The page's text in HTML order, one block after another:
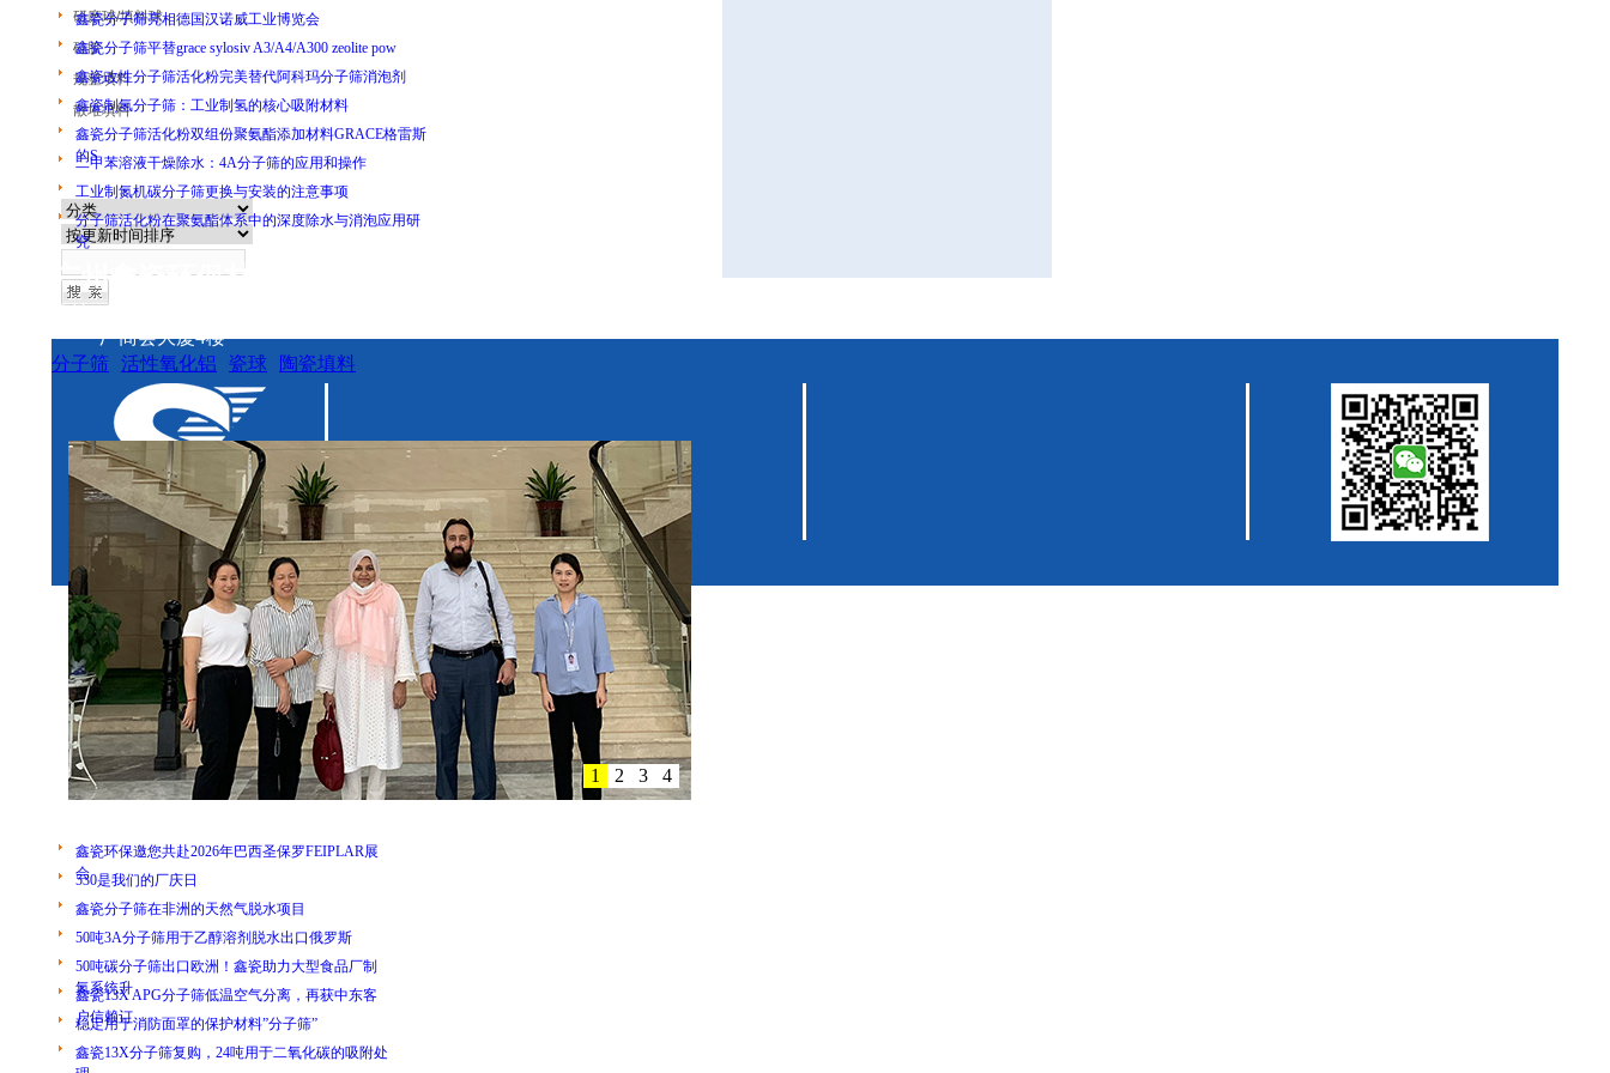
研磨球/填料球
硅胶
规整填料
散堆填料
产品查询
鑫瓷分子筛亮相德国汉诺威工业博览会
鑫瓷分子筛平替grace sylosiv A3/A4/A300 zeolite pow
鑫瓷改性分子筛活化粉完美替代阿科玛分子筛消泡剂
鑫瓷制氢分子筛：工业制氢的核心吸附材料
鑫瓷分子筛活化粉双组份聚氨酯添加材料GRACE格雷斯
的S
二甲苯溶液干燥除水：4A分子筛的应用和操作
工业制氮机碳分子筛更换与安装的注意事项
分子筛活化粉在聚氨酯体系中的深度除水与消泡应用研
究
广州鑫瓷环保材料有限公司
地址：广州市番禺区市桥街盛泰路盛兴大街31号
厂商会大厦4楼
分子筛 活性氧化铝 瓷球
陶瓷填料
金属填料 塑料填料
1 2 3 4
鑫瓷环保邀您共赴2026年巴西圣保罗FEIPLAR展
会
530是我们的厂庆日
鑫瓷分子筛在非洲的天然气脱水项目
50吨3A分子筛用于乙醇溶剂脱水出口俄罗斯
50吨碳分子筛出口欧洲！鑫瓷助力大型食品厂制
氮系统升
鑫瓷13X APG分子筛低温空气分离，再获中东客
户信赖订
稳定用于消防面罩的保护材料”分子筛”
鑫瓷13X分子筛复购，24吨用于二氧化碳的吸附处